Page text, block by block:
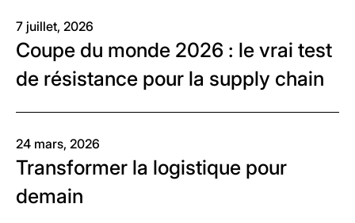
7 juillet, 2026
Coupe du monde 2026 : le vrai test
de résistance pour la supply chain
24 mars, 2026
Transformer la logistique pour
demain